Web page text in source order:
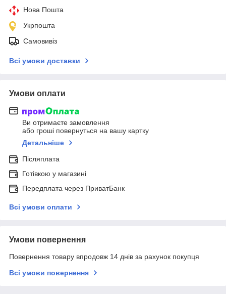
Нова Пошта
Укрпошта
Самовивіз
Всі умови доставки
Умови оплати
Ви отримаєте замовлення
або гроші повернуться на вашу картку
Детальніше
Післяплата
Готівкою у магазині
Передплата через ПриватБанк
Всі умови оплати
Умови повернення
Повернення товару впродовж 14 днів за рахунок покупця
Всі умови повернення